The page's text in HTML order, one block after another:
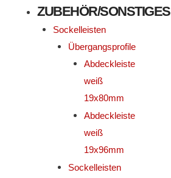
ZUBEHÖR/SONSTIGES
Sockelleisten
Übergangsprofile
Abdeckleiste
weiß
19x80mm
Abdeckleiste
weiß
19x96mm
Sockelleisten